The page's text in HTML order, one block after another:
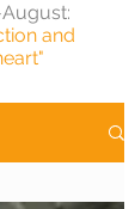
August:
and